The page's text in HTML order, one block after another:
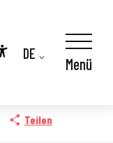
Accessibilité
DE
Menü
Teilen